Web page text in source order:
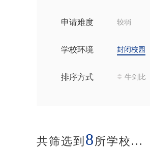
申请难度 较弱
学校环境 封闭校园
排序方式 牛剑比
共筛选到 8所学校...